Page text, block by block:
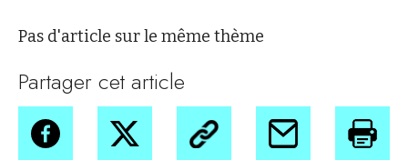
Pas d'article sur le même thème
Partager cet article